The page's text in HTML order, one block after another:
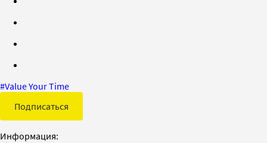
#Value Your Time
Подписаться
Информация: